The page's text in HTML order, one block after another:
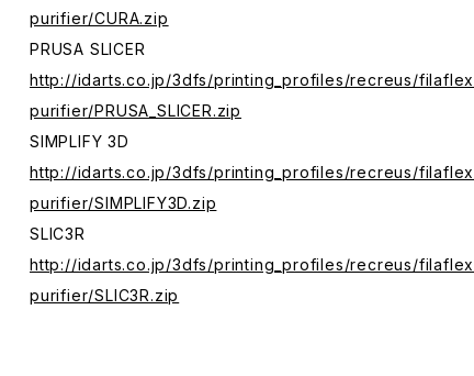
purifier/CURA.zip
PRUSA SLICER
http://idarts.co.jp/3dfs/printing_profiles/recreus/filaflex_
purifier/PRUSA_SLICER.zip
SIMPLIFY 3D
http://idarts.co.jp/3dfs/printing_profiles/recreus/filaflex_
purifier/SIMPLIFY3D.zip
SLIC3R
http://idarts.co.jp/3dfs/printing_profiles/recreus/filaflex_
purifier/SLIC3R.zip